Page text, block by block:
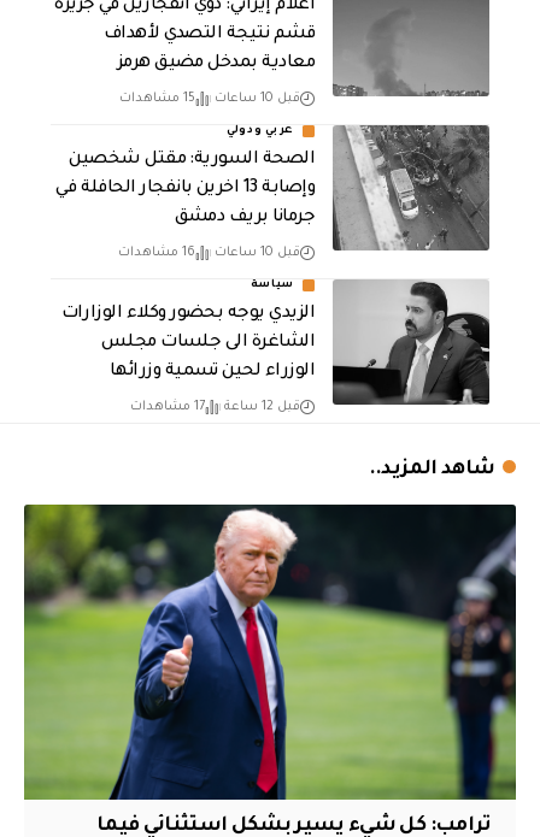
اعلام إيراني: دوي انفجارين في جزيرة
قشم نتيجة التصدي لأهداف
معادية بمدخل مضيق هرمز
قبل 10 ساعات 15 مشاهدات
عربي ودولي
الصحة السورية: مقتل شخصين
وإصابة 13 اخرين بانفجار الحافلة في
جرمانا بريف دمشق
قبل 10 ساعات 16 مشاهدات
سياسة
الزيدي يوجه بحضور وكلاء الوزارات
الشاغرة الى جلسات مجلس
الوزراء لحين تسمية وزرائها
قبل 12 ساعة 17 مشاهدات
شاهد المزيد..
ترامب: كل شيء يسير بشكل استثنائي فيما